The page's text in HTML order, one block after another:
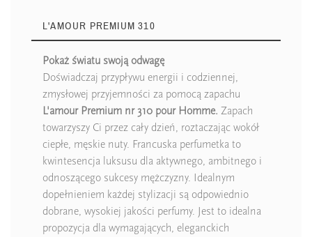
L'AMOUR PREMIUM 310
Pokaż światu swoją odwagę
Doświadczaj przypływu energii i codziennej,
zmysłowej przyjemności za pomocą zapachu
L'amour Premium nr 310 pour Homme. Zapach
towarzyszy Ci przez cały dzień, roztaczając wokół
ciepłe, męskie nuty. Francuska perfumetka to
kwintesencja luksusu dla aktywnego, ambitnego i
odnoszącego sukcesy mężczyzny. Idealnym
dopełnieniem każdej stylizacji są odpowiednio
dobrane, wysokiej jakości perfumy. Jest to idealna
propozycja dla wymagających, eleganckich